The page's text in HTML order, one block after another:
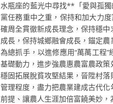
水瓶座的藍光中尋找**「愛與孤
黨任務重中之重，保持和加大力
確周全貫徹新成長理念，保持穩
成長，保持城鄉融會成長，錨定
為總抓手，以進修應用“萬萬工程”
基礎動力，進步強農惠農富農政
穩固拓展脫貧攻堅結果，晉陞村
管理程度，盡力把農業建成古代
前提、讓農人生涯加倍富饒美妙